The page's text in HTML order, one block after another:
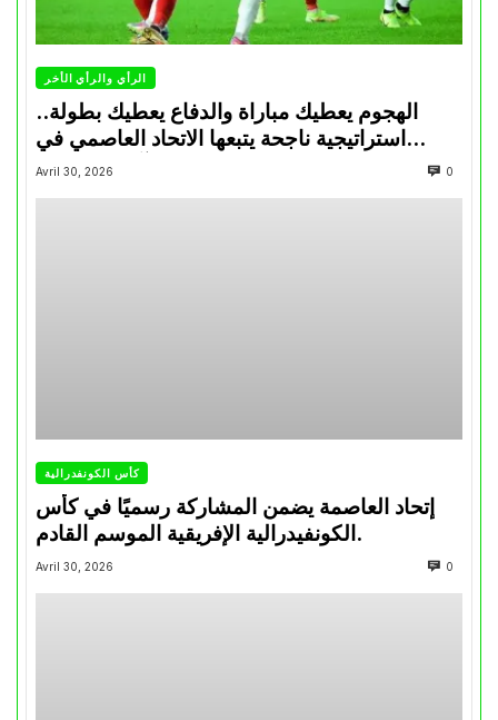
الرأي والرأي الأخر
الهجوم يعطيك مباراة والدفاع يعطيك بطولة..
استراتيجية ناجحة يتبعها الاتحاد العاصمي في
تتويجاته آخر السنوات
Avril 30, 2026 0
كأس الكونفدرالية
إتحاد العاصمة يضمن المشاركة رسميًا في كأس
الكونفيدرالية الإفريقية الموسم القادم.
Avril 30, 2026 0